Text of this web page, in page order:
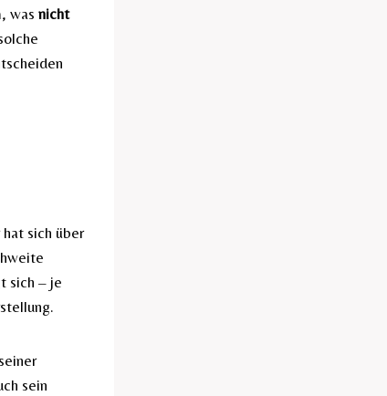
was nicht
sich über
sich – je
sein